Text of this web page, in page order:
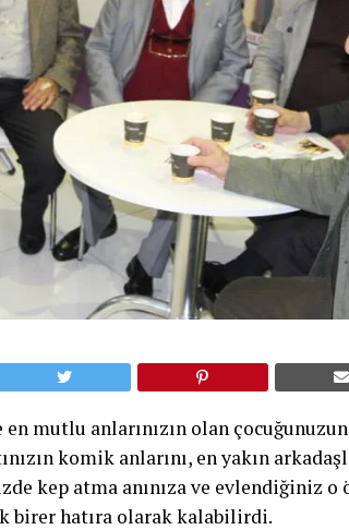
mutlu anlarınızın olan
komik anlarını, en yakın
kep atma anınıza ve evlendiğiniz o
birer hatıra olarak kalabilirdi.